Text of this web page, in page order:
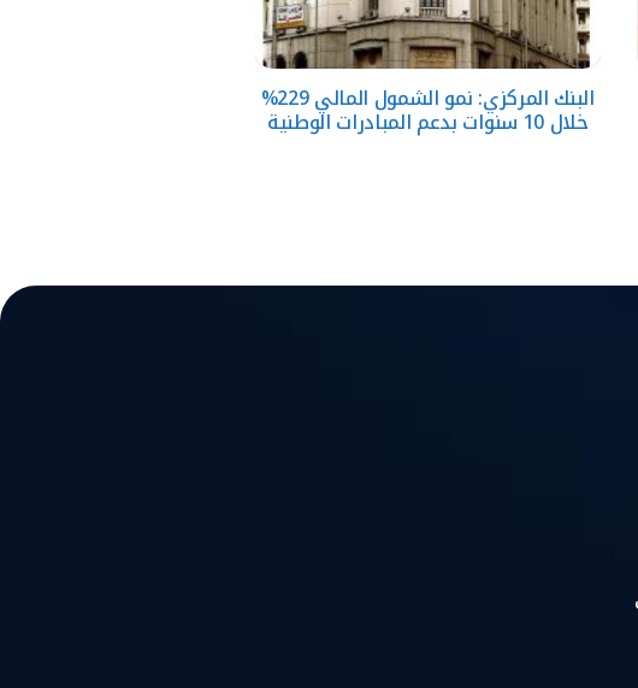
البنك المركزي: نمو الشمول المالي 229%
خلال 10 سنوات بدعم المبادرات الوطنية